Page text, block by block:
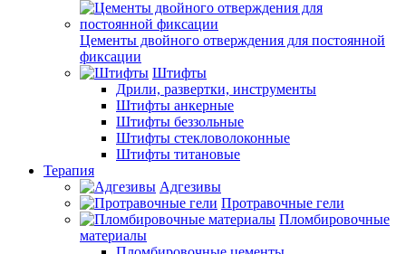
Цементы двойного отверждения для постоянной
фиксации
Штифты
Дрили, развертки, инструменты
Штифты анкерные
Штифты беззольные
Штифты стекловолоконные
Штифты титановые
Терапия
Адгезивы
Протравочные гели
Пломбировочные
материалы